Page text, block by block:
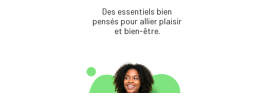
Des essentiels bien
pensés pour allier plaisir
et bien-être.